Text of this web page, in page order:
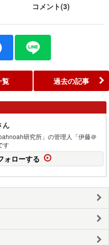
コメント(3)
覧 過去の記事
ん
研究所」の管理人「伊藤＠
す
ォローする